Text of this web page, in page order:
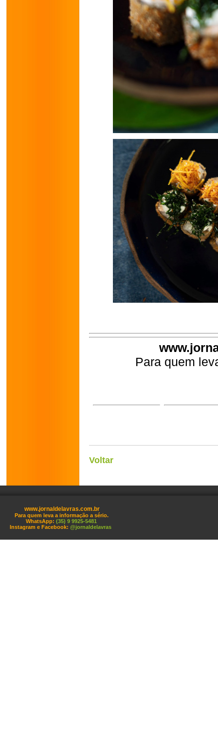
Para quem
Voltar
www.jornaldelavras.com.br
Para quem leva a informação a sério.
WhatsApp: (35) 9 9925-5481
Instagram e Facebook: @jornaldelavras